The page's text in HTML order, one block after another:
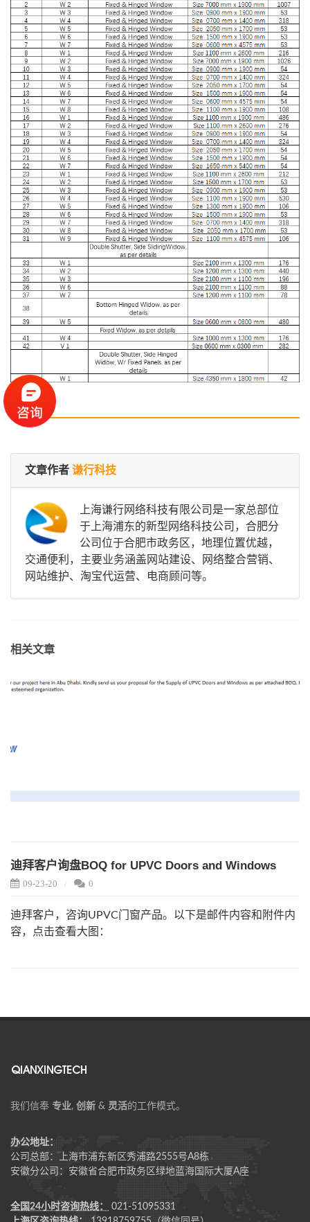
文章作者 谦行科技
上海谦行网络科技有限公司是一家总部位
于上海浦东的新型网络科技公司，合肥分
公司位于合肥市政务区，地理位置优越，
交通便利，主要业务涵盖网站建设、网络整合营销、
网站维护、淘宝代运营、电商顾问等。
相关文章
迪拜客户询盘BOQ for UPVC Doors and Windows
09-23-20 0
迪拜客户，咨询UPVC门窗产品。以下是邮件内容和附件内
容，点击查看大图：
我们信奉 专业, 创新 & 灵活的工作模式。
办公地址：
公司总部：上海市浦东新区秀浦路2555号A8栋
安徽分公司：安徽省合肥市政务区绿地蓝海国际大厦A座
全国24小时咨询热线：
021-51095331